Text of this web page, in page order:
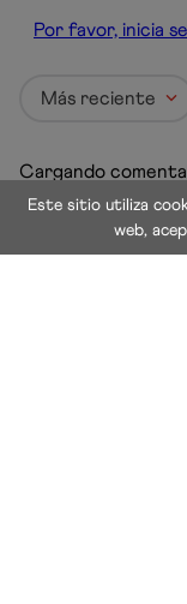
Por favor, inicia
Más reciente
Cargando
Este sitio utiliza
web,